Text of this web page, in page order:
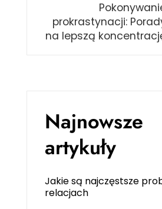
prokrastynacji:
na lepszą
Najnowsze
artykuły
Jakie są najczęstsze
relacjach